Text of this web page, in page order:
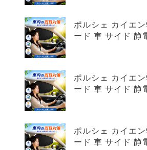
ポルシェ カイエ
ード 車 サイド 静
ポルシェ カイエ
ード 車 サイド 静
ポルシェ カイエ
ード 車 サイド 静